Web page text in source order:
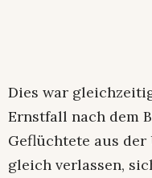
Dies war
Ernstfall nach dem
Geflüchtete aus der
gleich verlassen,